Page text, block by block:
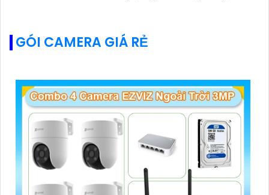
GÓI CAMERA GIÁ RẺ